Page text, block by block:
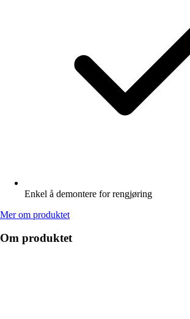
Enkel å demontere for rengjøring
Mer om produktet
Om produktet